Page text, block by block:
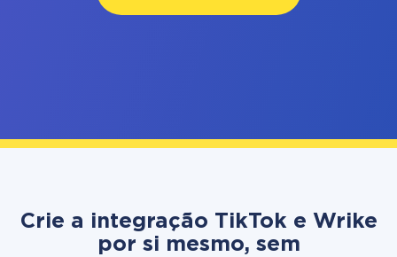
Crie a integração TikTok e Wrike
por si mesmo, sem